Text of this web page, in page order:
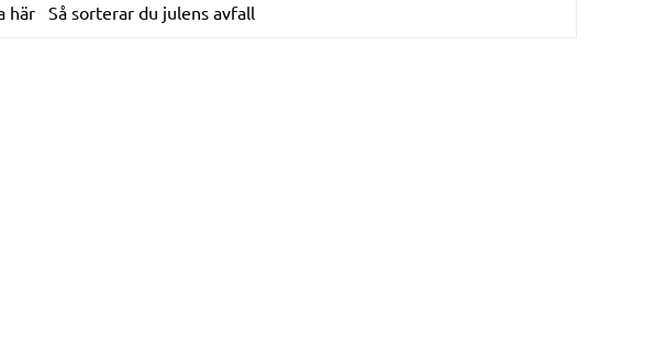
här Så sorterar du julens avfall